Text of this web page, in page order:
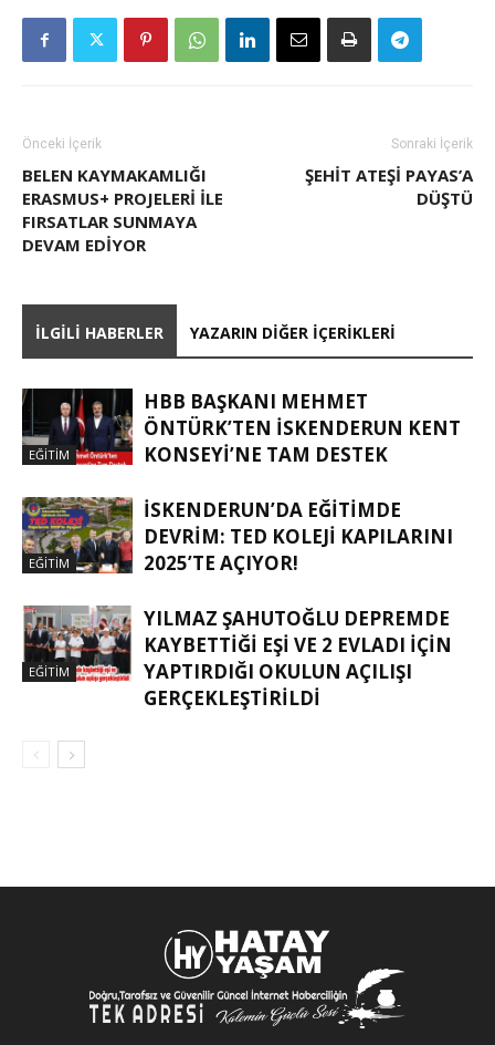
Önceki İçerik
BELEN KAYMAKAMLIĞI
ERASMUS+ PROJELERİ İLE
FIRSATLAR SUNMAYA
DEVAM EDİYOR
Sonraki İçerik
ŞEHİT ATEŞİ PAYAS’A
DÜŞTÜ
İLGILI HABERLER YAZARIN DIĞER İÇERIKLERI
EĞITIM
HBB BAŞKANI MEHMET
ÖNTÜRK’TEN İSKENDERUN KENT
KONSEYI’NE TAM DESTEK
EĞITIM
İSKENDERUN’DA EĞITIMDE
DEVRIM: TED KOLEJI KAPILARINI
2025’TE AÇIYOR!
EĞITIM
YILMAZ ŞAHUTOĞLU DEPREMDE
KAYBETTIĞI EŞI VE 2 EVLADI IÇIN
YAPTIRDIĞI OKULUN AÇILIŞI
GERÇEKLEŞTIRILDI